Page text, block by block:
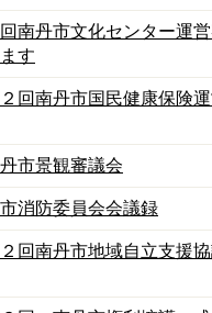
南丹市文化センター運
す
回南丹市国民健康保険
市景観審議会
消防委員会会議録
回南丹市地域自立支援